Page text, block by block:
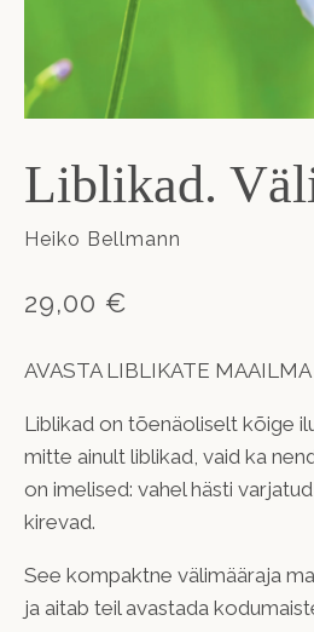
Liblikad.
Heiko Bellmann
29,00 €
AVASTA LIBLIKATE MAAILMA
Liblikad on tõenäoliselt kõige
mitte ainult liblikad, vaid ka
on imelised: vahel hästi
kirevad.
See kompaktne välimääraja
ja aitab teil avastada